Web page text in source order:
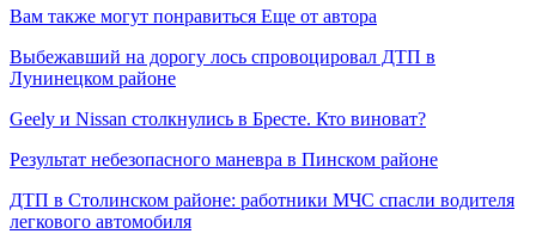
Вам также могут понравиться Еще от автора
Выбежавший на дорогу лось спровоцировал ДТП в
Лунинецком районе
Geely и Nissan столкнулись в Бресте. Кто виноват?
Результат небезопасного маневра в Пинском районе
ДТП в Столинском районе: работники МЧС спасли водителя
легкового автомобиля